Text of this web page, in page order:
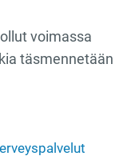
voimassa
täsmennetään